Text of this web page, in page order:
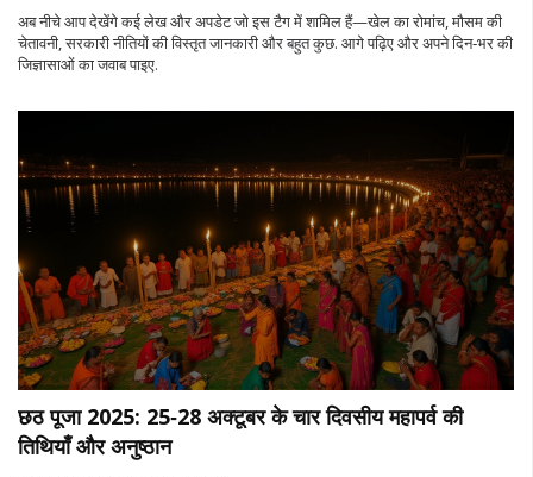
अब नीचे आप देखेंगे कई लेख और अपडेट जो इस टैग में शामिल हैं—खेल का रोमांच, मौसम की
चेतावनी, सरकारी नीतियों की विस्तृत जानकारी और बहुत कुछ. आगे पढ़िए और अपने दिन‑भर की
जिज्ञासाओं का जवाब पाइए.
छठ पूजा 2025: 25‑28 अक्टूबर के चार दिवसीय महापर्व की
तिथियाँ और अनुष्ठान